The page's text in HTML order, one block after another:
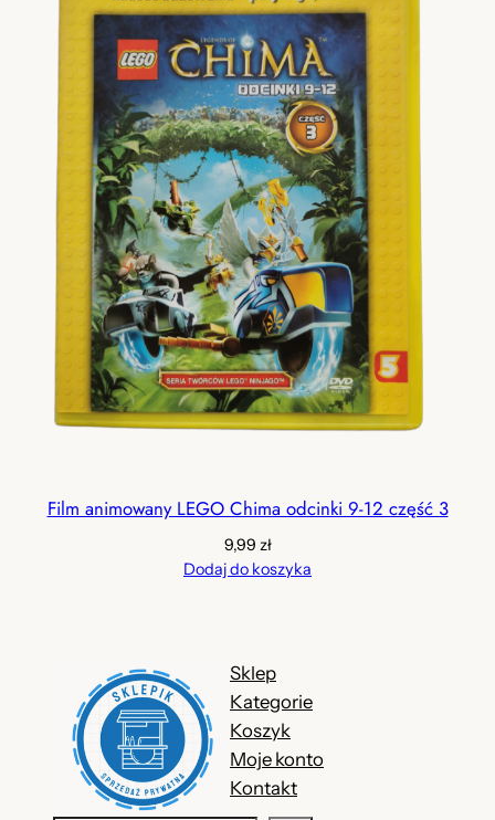
Film animowany LEGO Chima odcinki 9-12 część 3
9,99 zł
Dodaj do koszyka
Sklep
Kategorie
Koszyk
Moje konto
Kontakt